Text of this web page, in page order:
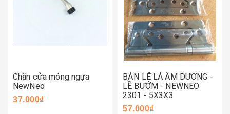
Chặn cửa móng ngựa
NewNeo
37.000₫
BẢN LỀ LÁ ÂM DƯƠNG -
LỀ BƯỚM - NEWNEO
2301 - 5X3X3
57.000₫